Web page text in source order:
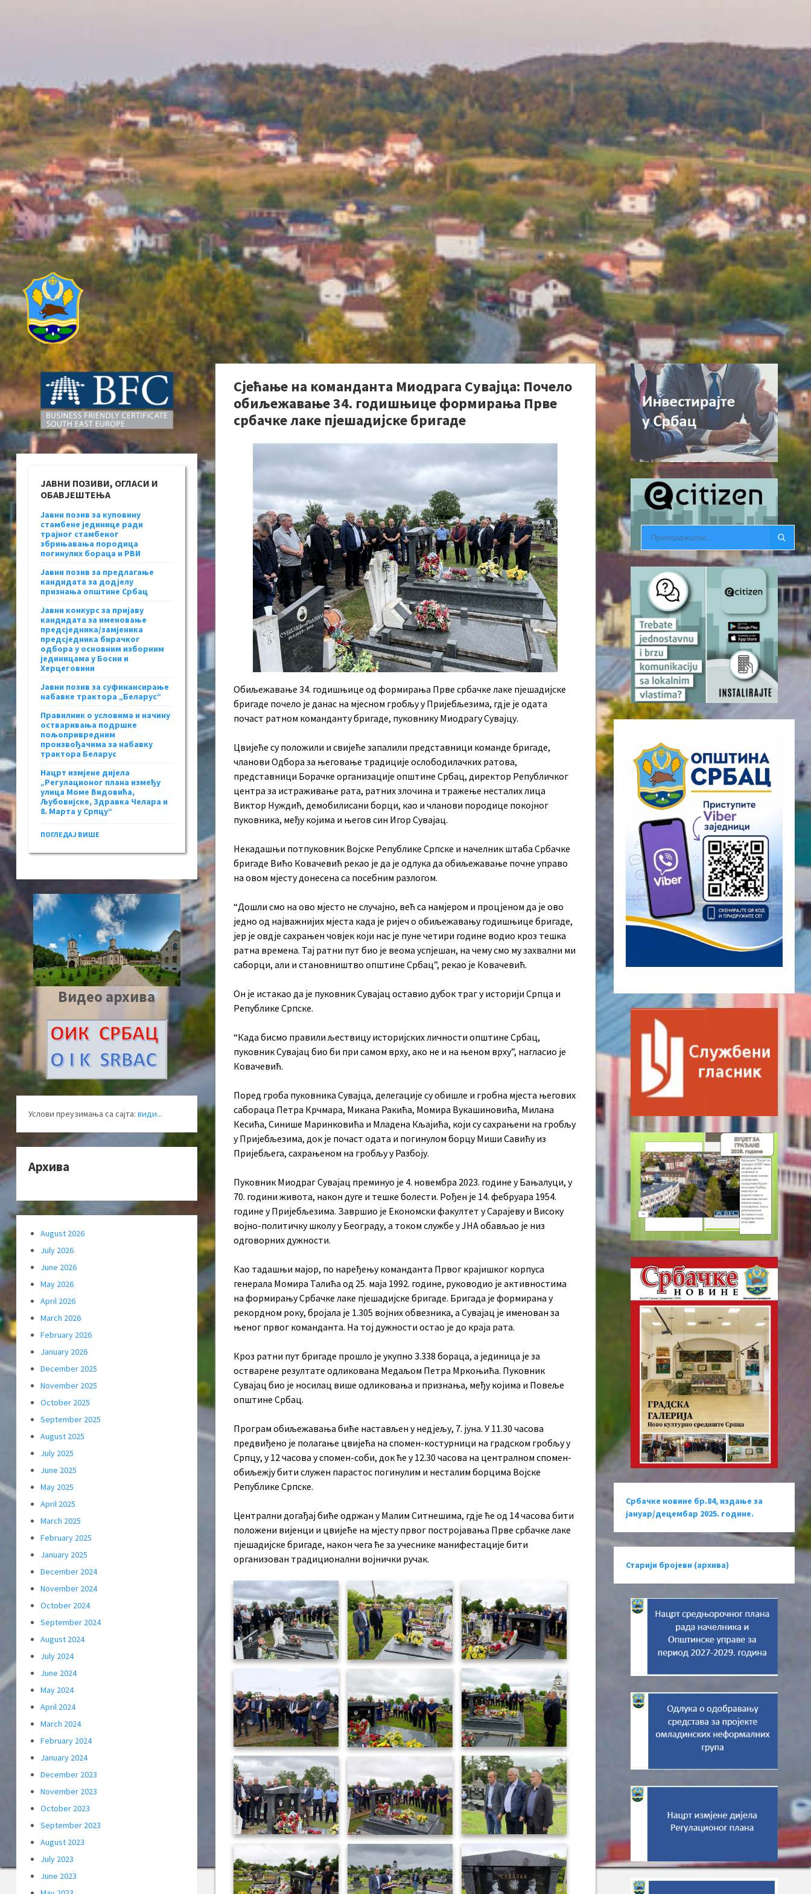
Сјећање на команданта Миодрага Сувајца: Почело
обиљежавање 34. годишњице формирања Прве
србачке лаке пјешадијске бригаде
Обиљежавање 34. годишњице од формирања Прве србачке лаке пјешадијске
бригаде почело је данас на мјесном гробљу у Пријебљезима, гдје је одата
почаст ратном команданту бригаде, пуковнику Миодрагу Сувајцу.
Цвијеће су положили и свијеће запалили представници команде бригаде,
чланови Одбора за његовање традиције ослободилачких ратова,
представници Борачке организације општине Србац, директор Републичког
центра за истраживање рата, ратних злочина и тражење несталих лица
Виктор Нуждић, демобилисани борци, као и чланови породице покојног
пуковника, међу којима и његов син Игор Сувајац.
Некадашњи потпуковник Војске Републике Српске и начелник штаба Србачке
бригаде Вићо Ковачевић рекао је да је одлука да обиљежавање почне управо
на овом мјесту донесена са посебним разлогом.
“Дошли смо на ово мјесто не случајно, већ са намјером и процјеном да је ово
једно од најважнијих мјеста када је ријеч о обиљежавању годишњице бригаде,
јер је овдје сахрањен човјек који нас је пуне четири године водио кроз тешка
ратна времена. Тај ратни пут био је веома успјешан, на чему смо му захвални ми
саборци, али и становништво општине Србац”, рекао је Ковачевић.
Он је истакао да је пуковник Сувајац оставио дубок траг у историји Српца и
Републике Српске.
“Када бисмо правили љествицу историјских личности општине Србац,
пуковник Сувајац био би при самом врху, ако не и на њеном врху”, нагласио је
Ковачевић.
Поред гроба пуковника Сувајца, делегације су обишле и гробна мјеста његових
сабораца Петра Крчмара, Микана Ракића, Момира Вукашиновића, Милана
Кесића, Синише Маринковића и Младена Кљајића, који су сахрањени на гробљу
у Пријебљезима, док је почаст одата и погинулом борцу Миши Савићу из
Пријебљега, сахрањеном на гробљу у Разбоју.
Пуковник Миодраг Сувајац преминуо је 4. новембра 2023. године у Бањалуци, у
70. години живота, након дуге и тешке болести. Рођен је 14. фебруара 1954.
године у Пријебљезима. Завршио је Економски факултет у Сарајеву и Високу
војно-политичку школу у Београду, а током службе у ЈНА обављао је низ
одговорних дужности.
Као тадашњи мајор, по наређењу команданта Првог крајишког корпуса
генерала Момира Талића од 25. маја 1992. године, руководио је активностима
на формирању Србачке лаке пјешадијске бригаде. Бригада је формирана у
рекордном року, бројала је 1.305 војних обвезника, а Сувајац је именован за
њеног првог команданта. На тој дужности остао је до краја рата.
Кроз ратни пут бригаде прошло је укупно 3.338 бораца, а јединица је за
остварене резултате одликована Медаљом Петра Мркоњића. Пуковник
Сувајац био је носилац више одликовања и признања, међу којима и Повеље
општине Србац.
Програм обиљежавања биће настављен у недјељу, 7. јуна. У 11.30 часова
предвиђено је полагање цвијећа на спомен-костурници на градском гробљу у
Српцу, у 12 часова у спомен-соби, док ће у 12.30 часова на централном спомен-
обиљежју бити служен парастос погинулим и несталим борцима Војске
Републике Српске.
Централни догађај биће одржан у Малим Ситнешима, гдје ће од 14 часова бити
положени вијенци и цвијеће на мјесту првог постројавања Прве србачке лаке
пјешадијске бригаде, након чега ће за учеснике манифестације бити
организован традиционални војнички ручак.
ЈАВНИ ПОЗИВИ, ОГЛАСИ И
ОБАВЈЕШТЕЊА
Јавни позив за куповину
стамбене јединице ради
трајног стамбеног
збрињавања породица
погинулих бораца и РВИ
Јавни позив за предлагање
кандидата за додјелу
признања општине Србац
Јавни конкурс за пријаву
кандидата за именовање
предсједника/замјеника
предсједника бирачког
одбора у основним изборним
јединицама у Босни и
Херцеговини
Јавни позив за суфинансирање
набавке трактора „Беларус“
Правилник о условима и начину
остваривања подршке
пољопривредним
произвођачима за набавку
трактора Беларус
Нацрт измјене дијела
„Регулационог плана између
улица Моме Видовића,
Љубовијске, Здравка Челара и
8. Марта у Српцу“
ПОГЛЕДАЈ ВИШЕ
Видео архива
Услови преузимања са сајта: види...
Архива
August 2026
July 2026
June 2026
May 2026
April 2026
March 2026
February 2026
January 2026
December 2025
November 2025
October 2025
September 2025
August 2025
July 2025
June 2025
May 2025
April 2025
March 2025
February 2025
January 2025
December 2024
November 2024
October 2024
September 2024
August 2024
July 2024
June 2024
May 2024
April 2024
March 2024
February 2024
January 2024
December 2023
November 2023
October 2023
September 2023
August 2023
July 2023
June 2023
Србачке новине бр.84, издање за
јануар/децембар 2025. године.
Старији бројеви (архива)